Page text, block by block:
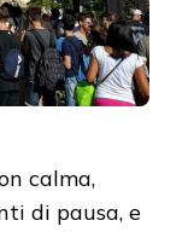
calma,
di pausa, e